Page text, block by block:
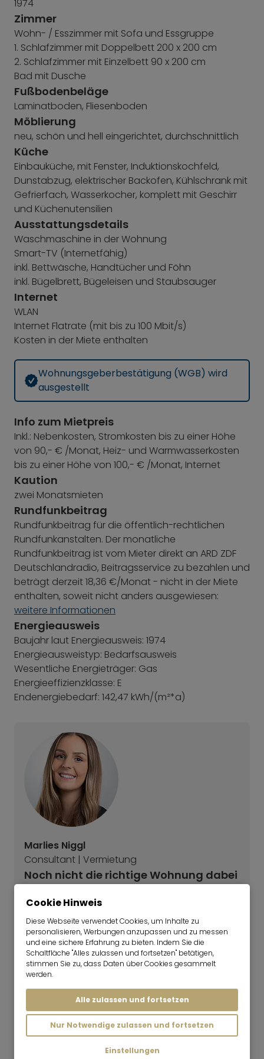
1974
Zimmer
Wohn- / Esszimmer mit Sofa und Essgruppe
1. Schlafzimmer mit Doppelbett 200 x 200 cm
2. Schlafzimmer mit Einzelbett 90 x 200 cm
Bad mit Dusche
Fußbodenbeläge
Laminatboden, Fliesenboden
Möblierung
neu, schön und hell eingerichtet, durchschnittlich
Küche
Einbauküche, mit Fenster, Induktionskochfeld,
Dunstabzug, elektrischer Backofen, Kühlschrank mit
Gefrierfach, Wasserkocher, komplett mit Geschirr
und Küchenutensilien
Ausstattungsdetails
Waschmaschine in der Wohnung
Smart-TV (Internetfähig)
inkl. Bettwäsche, Handtücher und Föhn
inkl. Bügelbrett, Bügeleisen und Staubsauger
Internet
WLAN
Internet Flatrate (mit bis zu 100 Mbit/s)
Kosten in der Miete enthalten
Wohnungsgeberbestätigung (WGB) wird
ausgestellt
Info zum Mietpreis
Inkl.: Nebenkosten, Stromkosten bis zu einer Höhe
von 90,- € /Monat, Heiz- und Warmwasserkosten
bis zu einer Höhe von 100,- € /Monat, Internet
Kaution
zwei Monatsmieten
Rundfunkbeitrag
Rundfunkbeitrag für die öffentlich-rechtlichen
Rundfunkanstalten. Der monatliche
Rundfunkbeitrag ist vom Mieter direkt an ARD ZDF
Deutschlandradio, Beitragsservice zu bezahlen und
beträgt derzeit 18,36 €/Monat - nicht in der Miete
enthalten, soweit nicht anders ausgewiesen:
weitere Informationen
Energieausweis
Baujahr laut Energieausweis: 1974
Energieausweistyp: Bedarfsausweis
Wesentliche Energieträger: Gas
Energieeffizienzklasse: E
Endenergiebedarf: 142,47 kWh/(m²*a)
Marlies Niggl
Consultant | Vermietung
Noch nicht die richtige Wohnung dabei
Unser Vermietungsteam freut sich Ihnen bei
der Suche zu helfen. Rufen Sie uns einfach an
unter +49 89 3408 230 oder füllen Sie unsere
Suchanfrage aus. Wir melden uns
schnellstmöglich bei Ihnen. Übrigens bei uns
sind auch Termine am Samstag möglich.
Suchanfrage stellen
Cookie Hinweis
Diese Webseite verwendet Cookies, um Inhalte zu
personalisieren, Werbungen anzupassen und zu messen
und eine sichere Erfahrung zu bieten. Indem Sie die
Schaltfläche "Alles zulassen und fortsetzen" betätigen,
stimmen Sie zu, dass Daten über Cookies gesammelt
werden.
Alle zulassen und fortsetzen
Nur Notwendige zulassen und fortsetzen
Einstellungen